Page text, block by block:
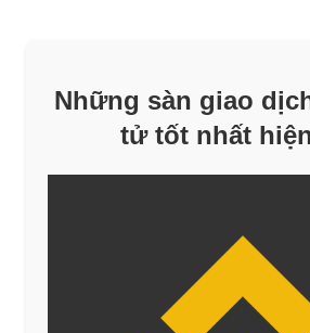
Những sàn giao
tử tốt nhất